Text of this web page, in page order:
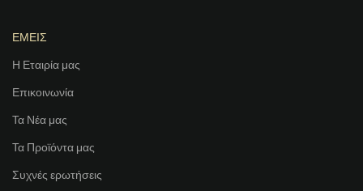
ΕΜΕΙΣ
Η Εταιρία μας
Επικοινωνία
Τα Νέα μας
Τα Προϊόντα μας
Συχνές ερωτήσεις